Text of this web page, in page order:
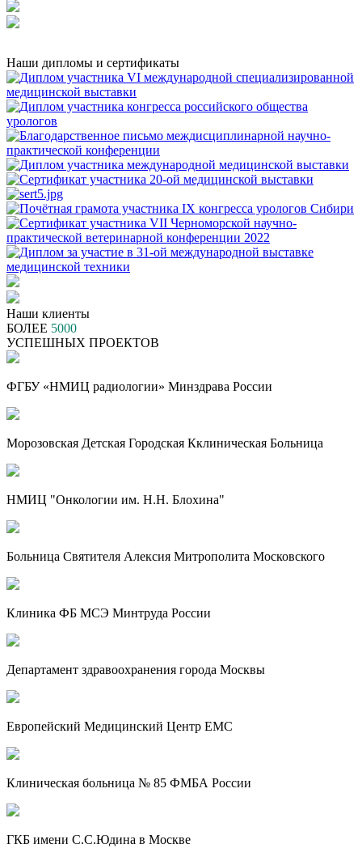
Наши дипломы и сертификаты
Наши клиенты
БОЛЕЕ 5000
УСПЕШНЫХ ПРОЕКТОВ
ФГБУ «НМИЦ радиологии» Минздрава России
Морозовская Детская Городская Кклиническая Больница
НМИЦ "Онкологии им. Н.Н. Блохина"
Больница Святителя Алексия Митрополита Московского
Клиника ФБ МСЭ Минтруда России
Департамент здравоохранения города Москвы
Европейский Медицинский Центр EMC
Клиническая больница № 85 ФМБА России
ГКБ имени С.С.Юдина в Москве